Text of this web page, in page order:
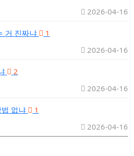
2026-04-16
거 진짜냐
1
2026-04-16
2
2026-04-16
없냐
1
2026-04-16